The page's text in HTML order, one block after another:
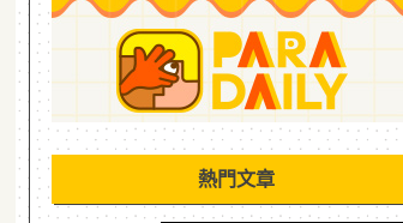
熱門文章